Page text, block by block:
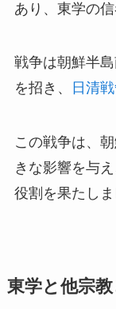
あり、東学の
戦争は朝鮮半
を招き、
日清
この戦争は、
きな影響を与
役割を果たしま
東学と他宗